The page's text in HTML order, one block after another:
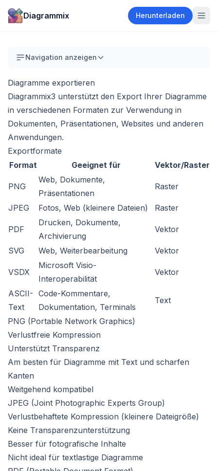
Diagrammix Herunterladen
Navigation anzeigen
Diagramme exportieren
Diagrammix3 unterstützt den Export Ihrer Diagramme
in verschiedenen Formaten zur Verwendung in
Dokumenten, Präsentationen, Websites und anderen
Anwendungen.
Exportformate
Format
Geeignet für Vektor/Raster
PNG
Web, Dokumente,
Präsentationen
Raster
JPEG Fotos, Web (kleinere Dateien) Raster
PDF
Drucken, Dokumente,
Archivierung
Vektor
SVG Web, Weiterbearbeitung Vektor
VSDX
Microsoft Visio-
Interoperabilität
Vektor
ASCII-
Text
Code-Kommentare,
Dokumentation, Terminals
Text
PNG (Portable Network Graphics)
Verlustfreie Kompression
Unterstützt Transparenz
Am besten für Diagramme mit Text und scharfen
Kanten
Weitgehend kompatibel
JPEG (Joint Photographic Experts Group)
Verlustbehaftete Kompression (kleinere Dateigröße)
Keine Transparenzunterstützung
Besser für fotografische Inhalte
Nicht ideal für textlastige Diagramme